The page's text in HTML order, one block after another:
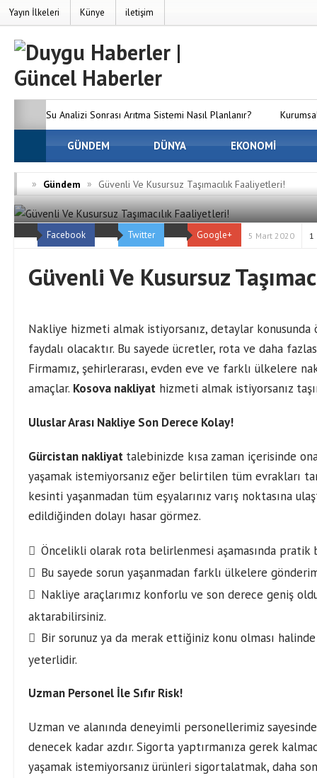
Yayın İlkeleri Künye iletişim
Su Analizi Sonrası Arıtma Sistemi Nasıl Planlanır?
SEO’nun Önemi Neden Artıyor? MC Server Kirala
Firmaları Osmaniye Evden Eve Nakliyat — Osmaniye’de
ve Hasarsız Taşıyoruz
GÜNDEM DÜNYA EKONOMİ
» Gündem » Güvenli Ve Kusursuz Taşımacılık Faaliyetleri!
Facebook Twitter Google+ 5 Mart 2020 1
Güvenli Ve Kusursuz
Nakliye hizmeti almak istiyorsanız, detaylar
faydalı olacaktır. Bu sayede ücretler, rota ve daha
Firmamız, şehirlerarası, evden eve ve farklı ülkelere
amaçlar. Kosova nakliyat hizmeti almak istiyorsanız
Uluslar Arası Nakliye Son Derece Kolay!
Gürcistan nakliyat talebinizde kısa zaman içerisinde
yaşamak istemiyorsanız eğer belirtilen tüm evrakları
kesinti yaşanmadan tüm eşyalarınız varış noktasına
edildiğinden dolayı hasar görmez.
Öncelikli olarak rota belirlenmesi aşamasında pratik
Bu sayede sorun yaşanmadan farklı ülkelere
Nakliye araçlarımız konforlu ve son derece geniş
aktarabilirsiniz.
Bir sorunuz ya da merak ettiğiniz konu olması
yeterlidir.
Uzman Personel İle Sıfır Risk!
Uzman ve alanında deneyimli personellerimiz
denecek kadar azdır. Sigorta yaptırmanıza gerek
yaşamak istemiyorsanız ürünleri sigortalatmak, daha